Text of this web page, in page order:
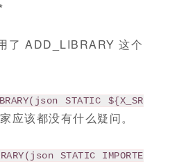
了 ADD_LIBRARY 这个
STATIC ${X_SR
应该都没有什么疑问。
STATIC IMPORTE